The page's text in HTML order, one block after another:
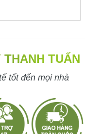
TUẤN
tốt đến mọi nhà